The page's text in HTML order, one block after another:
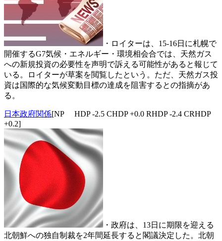
・ロイターは、15-16日に札幌で
開催するG7気候・エネルギー・環境相会合では、天然ガス
への新規投資の必要性を声明で訴える可能性があると報じて
いる。ロイターが草案を閲覧したという。ただ、天然ガス投
資は国際的な気候変動目標の達成を阻害するとの指摘があ
る。
日本政府関係[NP HDP -2.5 CHDP +0.0 RHDP -2.4 CRHDP
+0.2]
・政府は、13日に期限を迎える
北朝鮮への独自制裁を2年間延長すると閣議決定した。北朝